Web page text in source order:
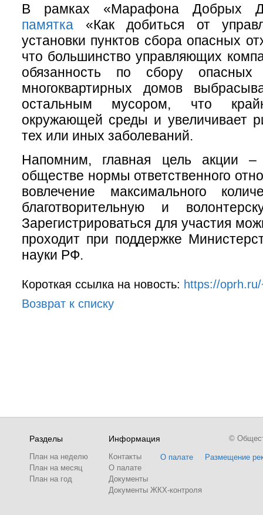
В рамках «Марафона Добрых
памятка «Как добиться от
установки пунктов сбора опасных
что большинство управляющих
обязанность по сбору опасных
многоквартирных домов
остальным мусором, что
окружающей среды и увеличивает
тех или иных заболеваний.
Напомним, главная цель акции
обществе нормы ответственного
вовлечение максимального
благотворительную и
Зарегистрироваться для участия
проходит при поддержке
науки РФ.
Короткая ссылка на новость: https://
Возврат к списку
Разделы
План на неделю
План на месяц
План на год
Информация
Контакты
О палате
Документы
Документы ЖКХ-контроля
О палате Размещение
©